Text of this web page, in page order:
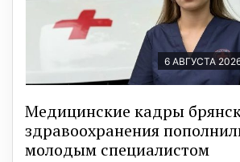
6 АВГУСТА
Медицинские кадры
здравоохранения
молодым специалистом